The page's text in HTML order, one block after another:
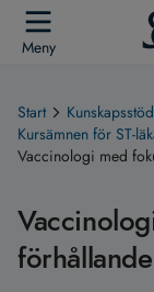
Meny
Start
Kursämnen för ST-
Vaccinologi med